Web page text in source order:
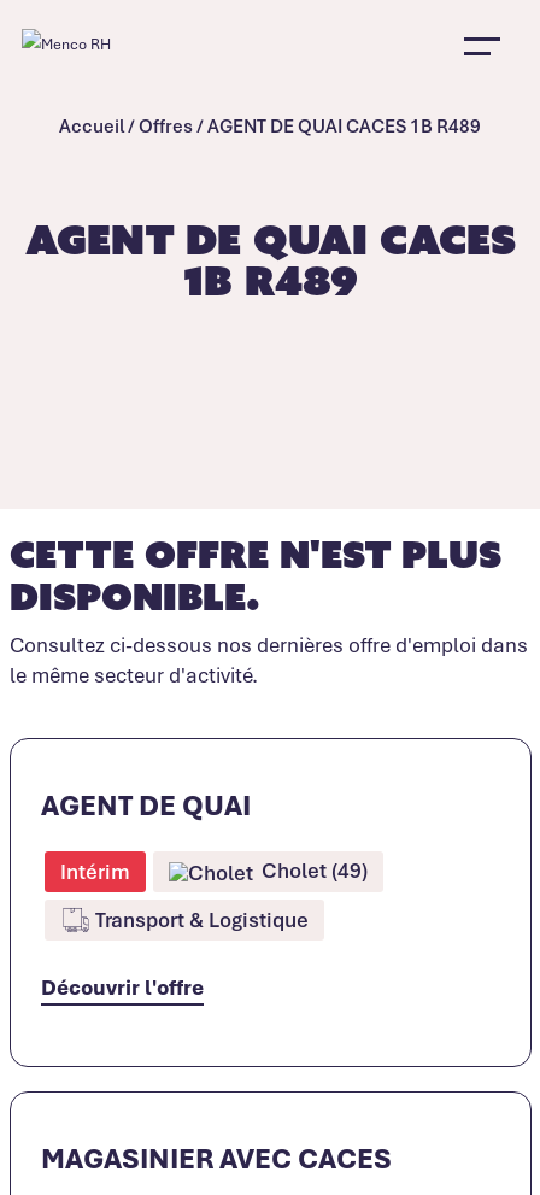
Accueil/Offres/AGENT DE QUAI CACES 1B R489
AGENT DE QUAI CACES
1B R489
Cette offre n'est plus
disponible.
Consultez ci-dessous nos dernières offre d'emploi dans
le même secteur d'activité.
AGENT DE QUAI
Intérim
Cholet (49)
Transport & Logistique
Découvrir l'offre
MAGASINIER AVEC CACES